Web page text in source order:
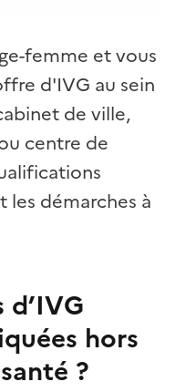
femme et vous
d'IVG au sein
de ville,
centre de
les démarches à
hors
?